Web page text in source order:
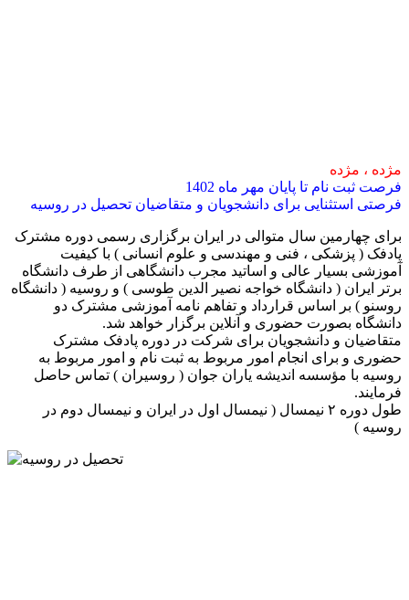
مژده ، مژده
فرصت ثبت نام تا پایان مهر ماه 1402
فرصتی استثنایی برای دانشجویان و متقاضیان تحصیل در روسیه
برای چهارمین سال متوالی در ایران برگزاری رسمی دوره مشترک
پادفک ( پزشکی ، فنی و مهندسی و علوم انسانی ) با کیفیت
آموزشی بسیار عالی و اساتید مجرب دانشگاهی از طرف دانشگاه
برتر ایران ( دانشگاه خواجه نصیر الدین طوسی ) و روسیه ( دانشگاه
روسنو ) بر اساس قرارداد و تفاهم نامه آموزشی مشترک دو
دانشگاه بصورت حضوری و آنلاین برگزار خواهد شد.
متقاضیان و دانشجویان برای شرکت در دوره پادفک مشترک
حضوری و برای انجام امور مربوط به ثبت نام و امور مربوط به
روسیه با مؤسسه اندیشه یاران جوان ( روسیران ) تماس حاصل
فرمایند.
طول دوره ۲ نیمسال ( نیمسال اول در ایران و نیمسال دوم در
روسیه )